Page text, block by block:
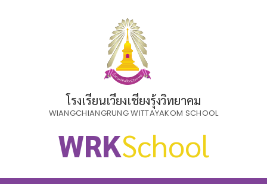
โรงเรียนเวียงเชียงรุ้งวิทยาคม
WIANGCHIANGRUNG WITTAYAKOM SCHOOL
WRKSchool